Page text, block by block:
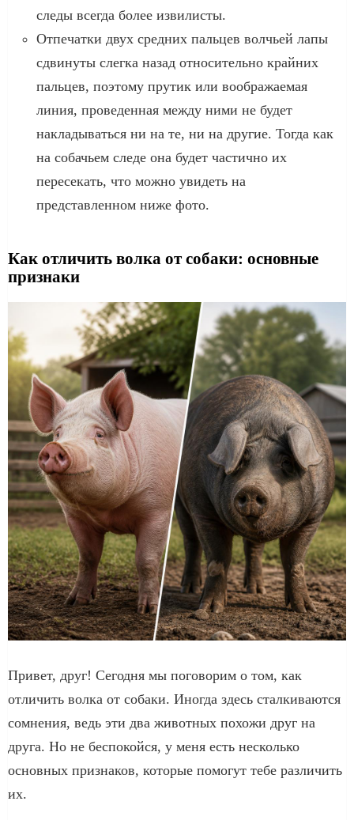
следы всегда более извилисты.
Отпечатки двух средних пальцев волчьей лапы
сдвинуты слегка назад относительно крайних
пальцев, поэтому прутик или воображаемая
линия, проведенная между ними не будет
накладываться ни на те, ни на другие. Тогда как
на собачьем следе она будет частично их
пересекать, что можно увидеть на
представленном ниже фото.
Как отличить волка от собаки: основные
признаки
Привет, друг! Сегодня мы поговорим о том, как
отличить волка от собаки. Иногда здесь сталкиваются
сомнения, ведь эти два животных похожи друг на
друга. Но не беспокойся, у меня есть несколько
основных признаков, которые помогут тебе различить
их.